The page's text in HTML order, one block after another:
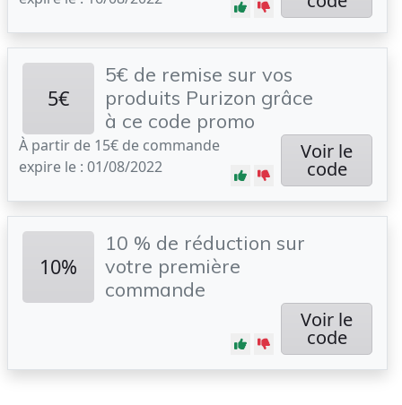
5€
5€ de remise sur vos
produits Purizon grâce
à ce code promo
À partir de 15€ de commande
expire le : 01/08/2022
Voir le
code
10%
10 % de réduction sur
votre première
commande
Voir le
code